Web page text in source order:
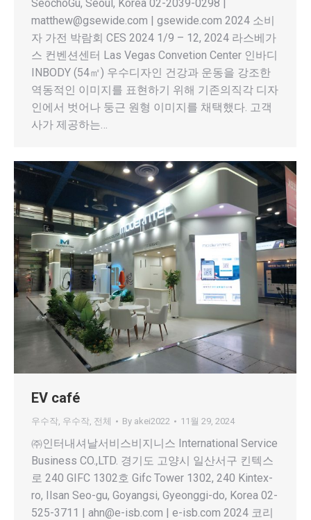
SeochoGu, Seoul, Korea 02-2039-0298 |
matthew@gsewide.com | gsewide.com 2024 소비
자 가전 박람회 CES 2024 1/9 – 12, 2024 라스베가
스 컨벤션센터 Las Vegas Convetion Center 인바디
INBODY (54㎡) 우수디자인 건강과 운동을 강조한
역동적인 이미지를 표현하기 위해 기존의직각 디자
인에서 벗어나 둥근 원형 이미지를 채택했다. 고객
사가 제공하는…
EV café
우수작 우수작 전체 By akei2022 11월 29, 2024
㈜인터내셔날서비스비지니스 International Service
Business CO.,LTD. 경기도 고양시 일산서구 킨텍스
로 240 GIFC 1302호 Gifc Tower 1302, 240 Kintex-
ro, Ilsan Seo-gu, Goyangsi, Gyeonggi-do, Korea 02-
525-3711 | ahn@e-isb.com | e-isb.com 2024 코리